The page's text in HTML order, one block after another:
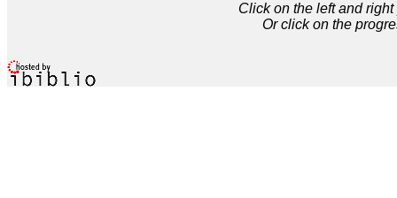
Click on the left and
Or click on the